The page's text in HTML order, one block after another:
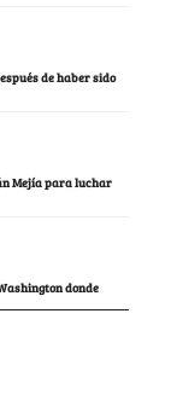
de haber sido
Mejía para luchar
donde